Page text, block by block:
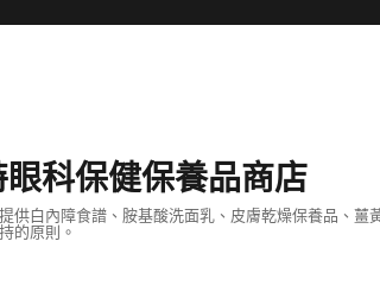
科保健保養品商店
供白內障食譜、胺基酸洗面乳、皮膚乾燥保養品、
的原則。